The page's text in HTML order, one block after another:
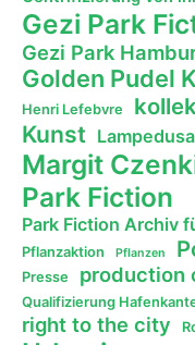
Gezi Park
Gezi Park
Golden Pudel
Henri Lefebvre
Kunst
Margit
Park Fiction
Park Fiction Archiv
Pflanzaktion Pflanzen
Presse production
Qualifizierung
right to the city